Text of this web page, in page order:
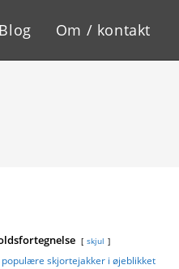
Blog Om / kontakt
skjul
populære skjortejakker i øjeblikket